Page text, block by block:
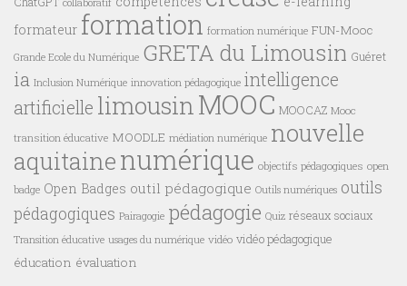
formateur formation formation numérique FUN-Mooc
Grande Ecole du Numérique GRETA du Limousin Guéret
ia Inclusion Numérique innovation pédagogique intelligence
artificielle limousin MOOC MOOCAZ Mooc
transition éducative MOODLE médiation numérique nouvelle
aquitainenumérique objectifs pédagogiques open
badge Open Badges outil pédagogique Outils numériques outils
pédagogiques Pairagogie pédagogie Quiz réseaux sociaux
Transition éducative usages du numérique vidéo vidéo pédagogique
éducation évaluation